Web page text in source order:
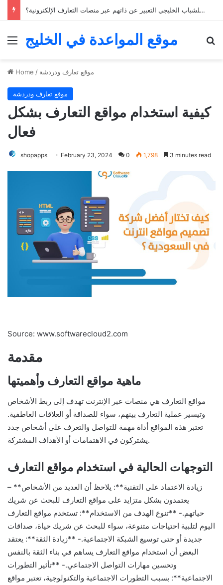
كيف يمكن للشباب الخليجي التعبير عن ذاتهم عبر منصات التعارف الإلكترونية؟
Menu
موقع المواعدة في الخليج
Home / موقع تعارف ودردشة
موقع تعارف ودردشة
كيفية استخدام مواقع التعارف بشكل
فعال
shopapps February 23, 2024 0 1,798 3 minutes read
Source: www.softwarecloud2.com
مقدمة
ماهية مواقع التعارف وأهميتها
مواقع التعارف هي منصات عبر الإنترنت تهدف إلى ربط الأشخاص
وتيسير عملية التعارف بينهم، سواء للصداقة أو العلاقات العاطفية.
تعتبر هذه المواقع أداة مهمة للتواصل والتعرف على أشخاص جدد
يشتركون في الاهتمامات أو الأهداف المشتركة.
التوجهات الحالية في استخدام مواقع التعارف
– **زيادة الاعتماد على التقنية**: يلاحظ أن العديد من الأشخاص
يعتمدون بشكل متزايد على مواقع التعارف للبحث عن شريك
حياتهم.- **تنوع الهدف من الاستخدام**: تستخدم مواقع التعارف
اليوم لتلبية احتياجات متنوعة، سواء للبحث عن شريك حياة، صداقات
جديدة أو حتى توسيع الشبكة الاجتماعية.- **زيادة الثقة**: يعتقد
البعض أن استخدام مواقع التعارف يساهم في بناء الثقة بالنفس
وتحسين مهارات التواصل الاجتماعي.- **تأثير التطورات
الاجتماعية**: بسبب التطورات الاجتماعية والتكنولوجية، تعتبر مواقع